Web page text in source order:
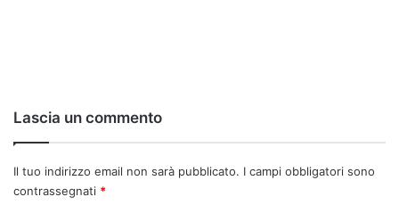
Lascia un commento
Il tuo indirizzo email non sarà pubblicato. I campi obbligatori sono
contrassegnati *